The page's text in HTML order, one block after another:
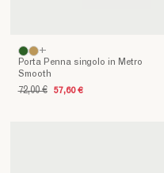
Porta Penna singolo in Metro
Smooth
72,00 € 57,60 €
+